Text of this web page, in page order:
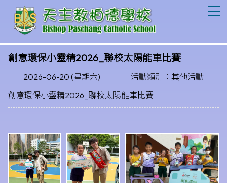
創意環保小靈精2026_聯校太陽能車比賽
2026-06-20 (星期六)
活動類別：其他活動
創意環保小靈精2026_聯校太陽能車比賽